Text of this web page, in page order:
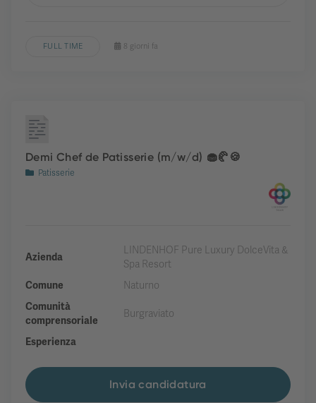
FULL TIME 8 giorni fa
Demi Chef de Patisserie (m/w/d) 🧁🥐🍪
Patisserie
Azienda
LINDENHOF Pure Luxury DolceVita &
Spa Resort
Comune
Naturno
Comunità
comprensoriale
Burgraviato
Esperienza
Invia candidatura